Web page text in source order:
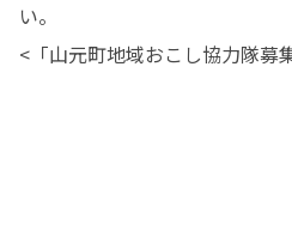
い。
<「山元町地域おこし協力隊募